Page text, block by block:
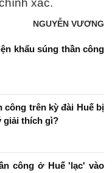
xác.
NGUYỄN VƯƠNG
khẩu súng thần công
công trên kỳ đài Huế bị
giải thích gì?
công ở Huế 'lạc' vào